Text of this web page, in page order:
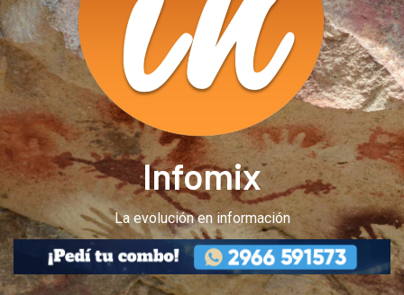
Infomix
La evolución en información